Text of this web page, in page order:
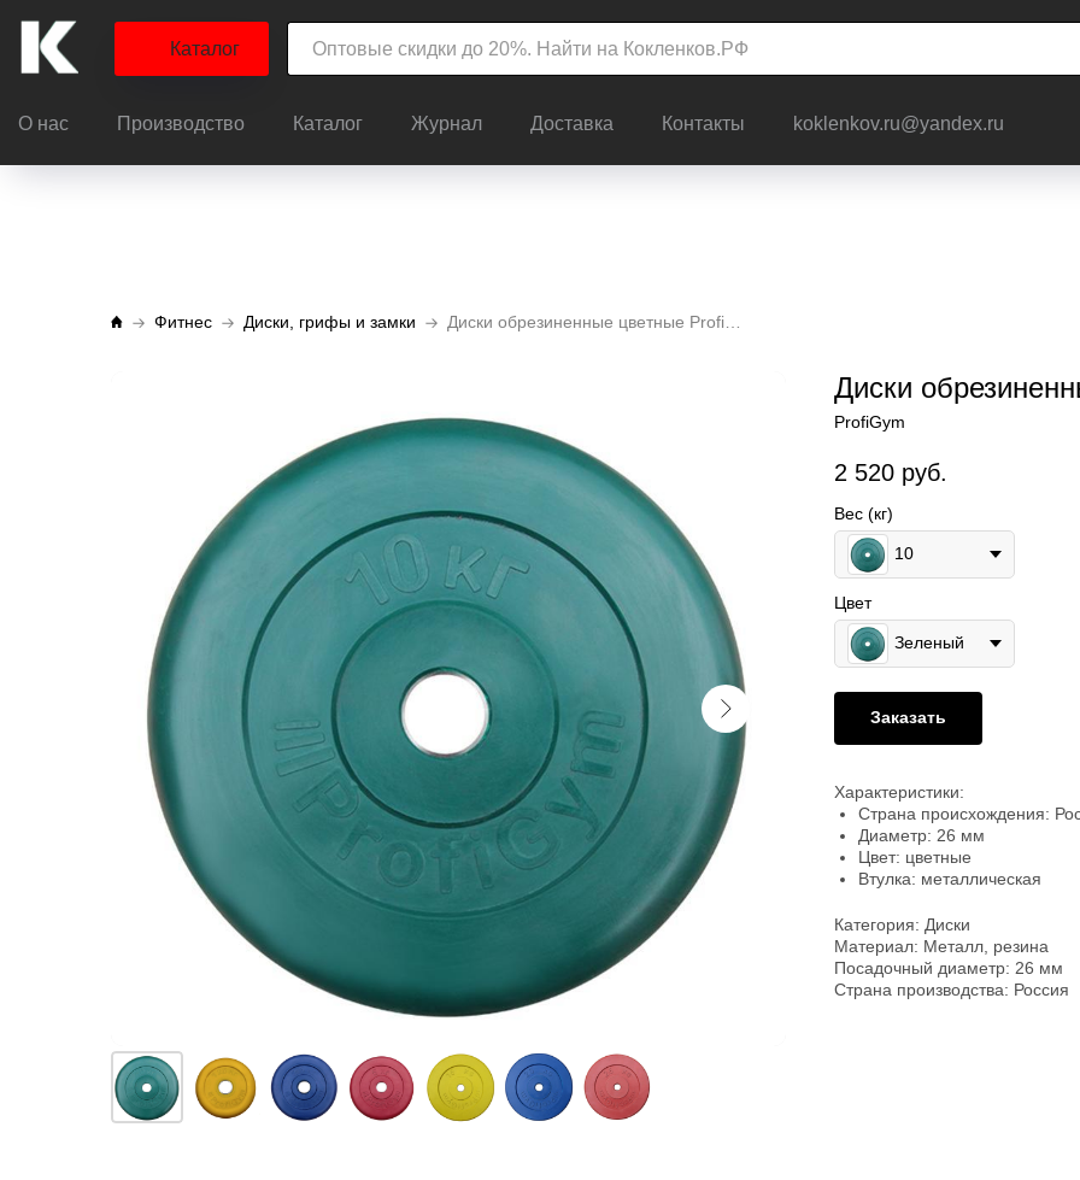
Каталог
О нас Производство Каталог Журнал Доставка Контакты koklenkov.ru@yandex.ru
Фитнес Диски, грифы и замки
Диски
ProfiGym
2 520 руб.
Вес (кг)
10
Цвет
Зеленый
Заказать
Характеристики:
Страна происхождения:
Диаметр: 26 мм
Цвет: цветные
Втулка: металлическая
Категория: Диски
Материал: Металл, резина
Посадочный диаметр: 26 мм
Страна производства: Россия